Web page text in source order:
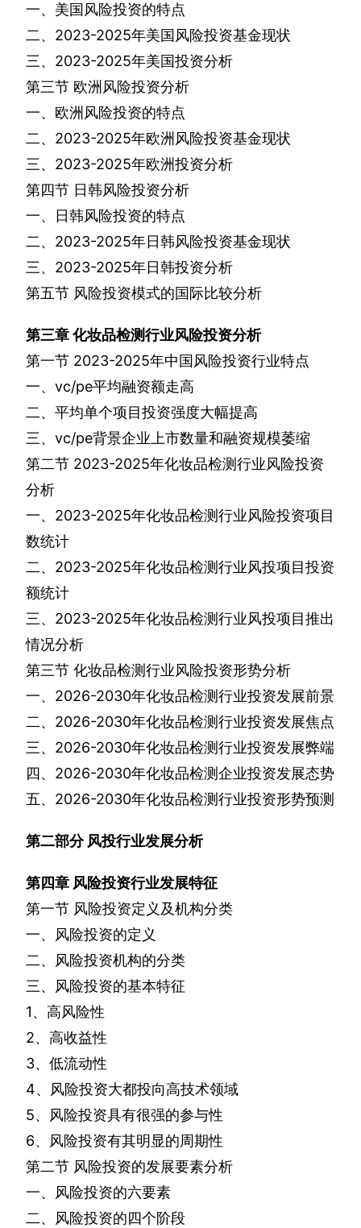
一、美国风险投资的特点
二、 2023-2025年美国风险投资基金现状
三、 2023-2025年美国投资分析
第三节 欧洲风险投资分析
一、欧洲风险投资的特点
二、 2023-2025年欧洲风险投资基金现状
三、 2023-2025年欧洲投资分析
第四节 日韩风险投资分析
一、日韩风险投资的特点
二、 2023-2025年日韩风险投资基金现状
三、 2023-2025年日韩投资分析
第五节 风险投资模式的国际比较分析
第三章化妆品检测行业风险投资分析
第一节 2023-2025年中国风险投资行业特点
一、 vc/pe平均融资额走高
二、平均单个项目投资强度大幅提高
三、 vc/pe背景企业上市数量和融资规模萎缩
第二节 2023-2025年化妆品检测行业风险投资
分析
一、 2023-2025年化妆品检测行业风险投资项目
数统计
二、 2023-2025年化妆品检测行业风投项目投资
额统计
三、 2023-2025年化妆品检测行业风投项目推出
情况分析
第三节 化妆品检测行业风险投资形势分析
一、 2026-2030年化妆品检测行业投资发展前景
二、 2026-2030年化妆品检测行业投资发展焦点
三、 2026-2030年化妆品检测行业投资发展弊端
四、 2026-2030年化妆品检测企业投资发展态势
五、 2026-2030年化妆品检测行业投资形势预测
第二部分 风投行业发展分析
第四章 风险投资行业发展特征
第一节 风险投资定义及机构分类
一、风险投资的定义
二、风险投资机构的分类
三、风险投资的基本特征
1、高风险性
2、高收益性
3、低流动性
4、风险投资大都投向高技术领域
5、风险投资具有很强的参与性
6、风险投资有其明显的周期性
第二节 风险投资的发展要素分析
一、风险投资的六要素
二、风险投资的四个阶段